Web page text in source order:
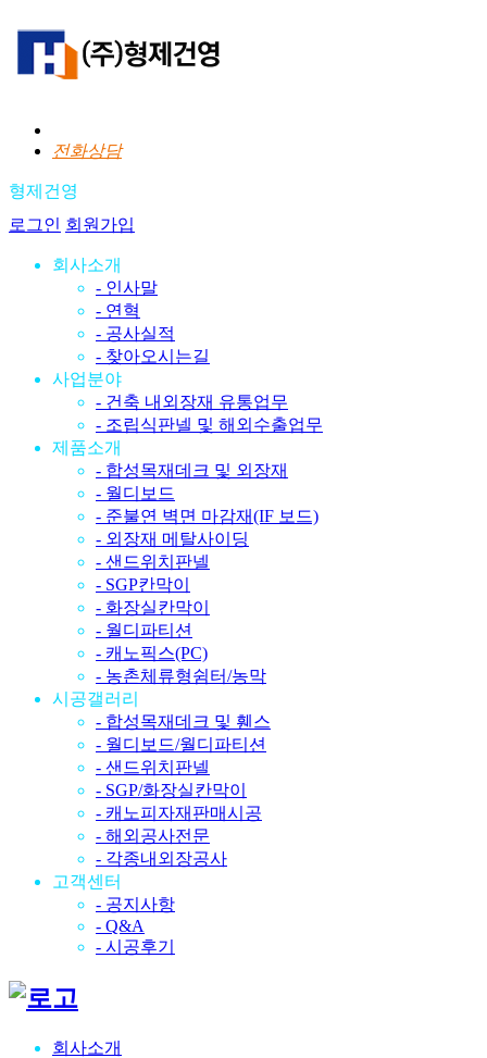
전화상담
형제건영
로그인 회원가입
회사소개
- 인사말
- 연혁
- 공사실적
- 찾아오시는길
사업분야
- 건축 내외장재 유통업무
- 조립식판넬 및 해외수출업무
제품소개
- 합성목재데크 및 외장재
- 월디보드
- 준불연 벽면 마감재(IF 보드)
- 외장재 메탈사이딩
- 샌드위치판넬
- SGP칸막이
- 화장실칸막이
- 월디파티션
- 캐노픽스(PC)
- 농촌체류형쉼터/농막
시공갤러리
- 합성목재데크 및 휀스
- 월디보드/월디파티션
- 샌드위치판넬
- SGP/화장실칸막이
- 캐노피자재판매시공
- 해외공사전문
- 각종내외장공사
고객센터
- 공지사항
- Q&A
- 시공후기
회사소개